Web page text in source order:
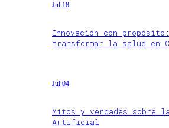
Jul 18
Innovación con
transformar la salud en
Jul 04
Mitos y verdades sobre
Artificial